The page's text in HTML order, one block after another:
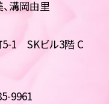
溝岡由里
5-1 SKビル3階 C
9961